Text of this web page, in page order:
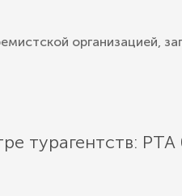
организацией,
турагентств: РТА